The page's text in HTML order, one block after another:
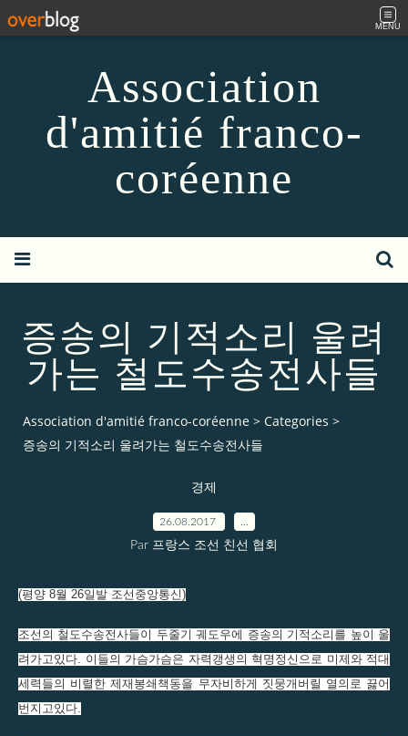
MENU
Association
d'amitié franco-
coréenne
증송의 기적소리 울려
가는 철도수송전사들
Association d'amitié franco-coréenne > Categories >
증송의 기적소리 울려가는 철도수송전사들
경제
26.08.2017
Par 프랑스 조선 친선 협회
(평양 8월 26일발 조선중앙통신)
조선의 철도수송전사들이 두줄기 궤도우에 증송의 기적소리를 높이 울
려가고있다. 이들의 가슴가슴은 자력갱생의 혁명정신으로 미제와 적대
세력들의 비렬한 제재봉쇄책동을 무자비하게 짓뭉개버릴 열의로 끓어
번지고있다.